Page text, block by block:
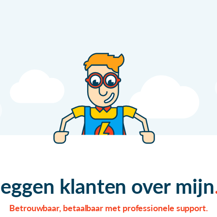
klanten over mijn
Betrouwbaar, betaalbaar met professionele support.